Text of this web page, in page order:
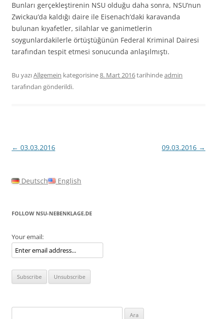
Bunları gerçekleştirenin NSU olduğu daha sonra, NSU’nun
Zwickau’da kaldığı daire ile Eisenach’daki karavanda
bulunan kıyafetler, silahlar ve ganimetlerin
soygunlardakilerle örtüştüğünün Federal Kriminal Dairesi
tarafından tespit etmesi sonucunda anlaşılmıştı.
Bu yazıAllgemein kategorisine8. Mart 2016tarihindeadmin
tarafından gönderildi.
Yazı
← 03.03.2016 09.03.2016 →
Deutsch English
FOLLOW NSU-NEBENKLAGE.DE
Your email: